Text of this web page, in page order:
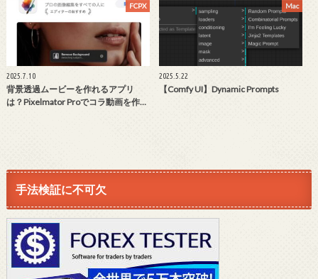
FCPX
2025.7.10
背景透過ムービーを作れるアプリ
は？Pixelmator Proでコラ動画を作…
Mac
2025.5.22
【Comfy UI】Dynamic Prompts
手法検証に不可欠